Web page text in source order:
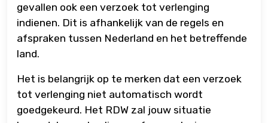
gevallen ook een verzoek tot verlenging
indienen. Dit is afhankelijk van de regels en
afspraken tussen Nederland en het betreffende
land.
Het is belangrijk op te merken dat een verzoek
tot verlenging niet automatisch wordt
goedgekeurd. Het RDW zal jouw situatie